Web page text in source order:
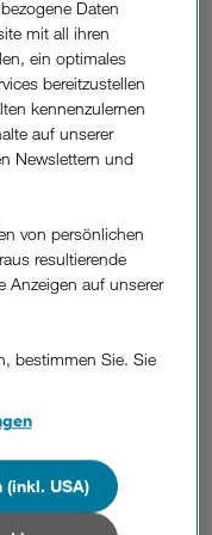
Wozu
Daten
mit all ihren
ein optimales
bereitzustellen
kennenzulernen
auf unserer
Newslettern und
von persönlichen
resultierende
Anzeigen auf unserer
bestimmen Sie. Sie
auch Cookies
in Ländern
USA)